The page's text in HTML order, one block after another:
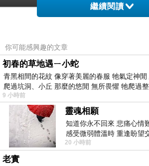
大家都會好奇的探頭往下看 好
旁人 我們趁空檔拍了幾張 乾乾
好~
繼續閱讀
你可能感興趣的文章
初春的草地遇ㄧ小蛇
青黑相間的花紋 像穿著美麗的春服 牠氣定神
爬過坑洞、小丘 那麼的悠閒 無所畏懼 牠爬過
9 小時前
靈魂相願
知道你永不回來 悲痛心情
感受微弱體溫時 重逢盼望
此刻忍淚說別離 他日靈魂再
20 小時前
老實